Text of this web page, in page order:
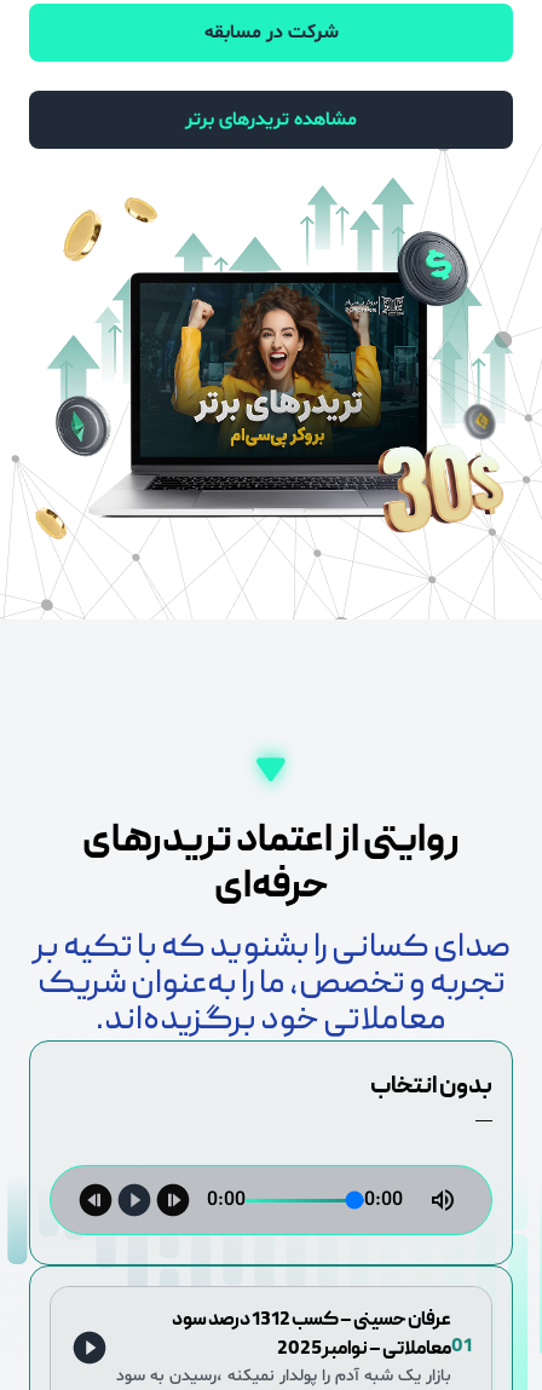
شرکت در مسابقه
مشاهده تریدرهای برتر
روایتی از اعتماد تریدرهای
حرفه‌ای
صدای کسانی را بشنوید که با تکیه بر
تجربه و تخصص، ما را به‌عنوان شریک
معاملاتی خود برگزیده‌اند.
بدون انتخاب
—
0:00
0:00
01
عرفان حسینی – کسب 1312 درصد سود
معاملاتی – نوامبر2025
بازار یک شبه آدم را پولدار نمیکنه ،رسیدن به سود